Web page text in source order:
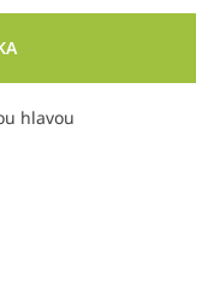
hlavou